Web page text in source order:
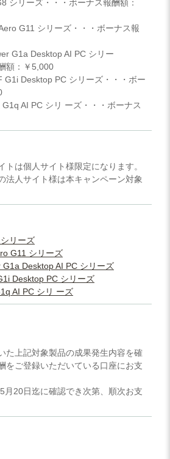
シリーズ・・・ボーナス報酬額：
G11 シリーズ・・・ボーナス報
G1a Desktop AI PC シリー
額：￥5,000
G1i Desktop PC シリーズ・・・ボー
G1q AI PC シリ ーズ・・・ボーナス
トは個人サイト様限定になります。
法人サイト様は本キャンペーン対象
リーズ
G11 シリーズ
G1a Desktop AI PC シリーズ
Desktop PC シリーズ
AI PC シリ ーズ
た上記対象製品の成果発生内容を確
をご登録いただいている口座にお支
月20日迄に確認でき次第、順次お支